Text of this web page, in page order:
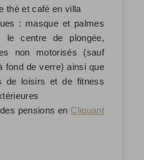
thé et café en villa
: masque et palmes
le centre de plongée,
non motorisés (sauf
fond de verre) ainsi que
de loisirs et de fitness
pensions en Cliquant